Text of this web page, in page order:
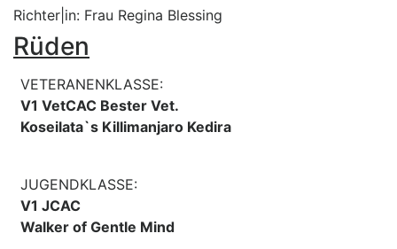
Richter|in: Frau Regina Blessing
Rüden
VETERANENKLASSE:
V1 VetCAC Bester Vet.
Koseilata`s Killimanjaro Kedira
JUGENDKLASSE:
V1 JCAC
Walker of Gentle Mind